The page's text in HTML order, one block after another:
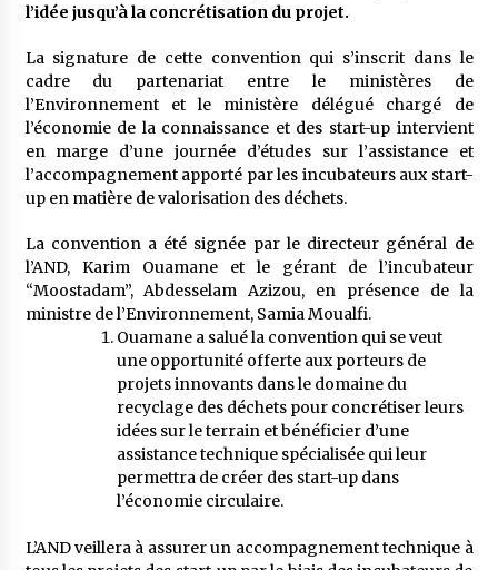
touareg)
5 ans ago
Un conte targui/ Quand la tête est vide
5 ans ago
Tradition orale/ D’où viennent les contes et à
quoi servent-ils?
5 ans ago
l’idée jusqu’à la concrétisation du projet.
La signature de cette convention qui s’inscrit dans le
cadre du partenariat entre le ministères de
l’Environnement et le ministère délégué chargé de
l’économie de la connaissance et des start-up intervient
en marge d’une journée d’études sur l’assistance et
l’accompagnement apporté par les incubateurs aux start-
up en matière de valorisation des déchets.
La convention a été signée par le directeur général de
l’AND, Karim Ouamane et le gérant de l’incubateur
“Moostadam”, Abdesselam Azizou, en présence de la
ministre de l’Environnement, Samia Moualfi.
Ouamane a salué la convention qui se veut
une opportunité offerte aux porteurs de
projets innovants dans le domaine du
recyclage des déchets pour concrétiser leurs
idées sur le terrain et bénéficier d’une
assistance technique spécialisée qui leur
permettra de créer des start-up dans
l’économie circulaire.
L’AND veillera à assurer un accompagnement technique à